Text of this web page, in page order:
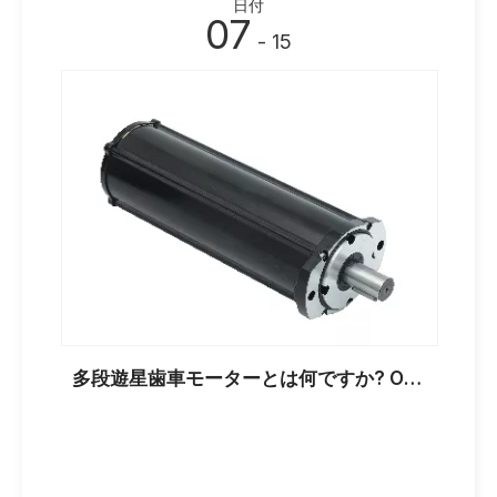
日付
07 - 15
多段遊星歯車モーターとは何ですか? OEM バイヤーのための実践ガイド